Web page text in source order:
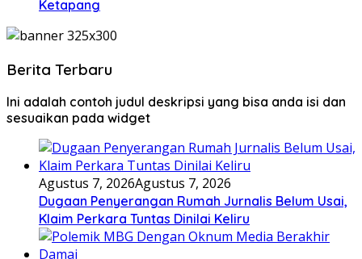
Ketapang
Berita Terbaru
Ini adalah contoh judul deskripsi yang bisa anda isi dan
sesuaikan pada widget
Agustus 7, 2026Agustus 7, 2026
Dugaan Penyerangan Rumah Jurnalis Belum Usai,
Klaim Perkara Tuntas Dinilai Keliru